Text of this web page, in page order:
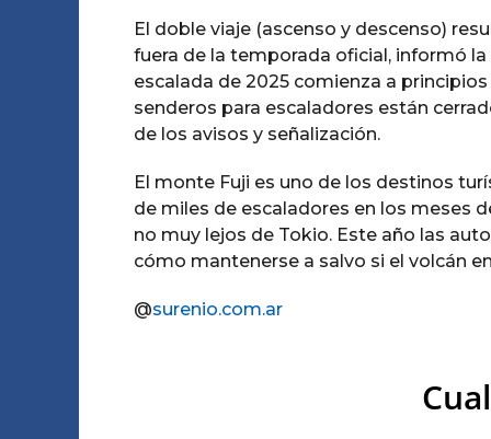
El doble viaje (ascenso y descenso)
fuera de la temporada oficial, informó
escalada de 2025 comienza a
senderos para escaladores están
de los avisos y señalización.
El monte Fuji es uno de los destinos
de miles de escaladores en los meses
no muy lejos de Tokio. Este año las
cómo mantenerse a salvo si el volcán
@surenio.com.ar